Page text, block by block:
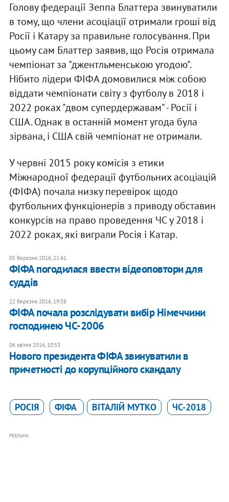
Голову федерації Зеппа Блаттера звинуватили
в тому, що члени асоціації отримали гроші від
Росії і Катару за правильне голосування. При
цьому сам Блаттер заявив, що Росія отримала
чемпіонат за "джентльменською угодою".
Нібито лідери ФІФА домовилися між собою
віддати чемпіонати світу з футболу в 2018 і
2022 роках "двом супердержавам" - Росії і
США. Однак в останній момент угода була
зірвана, і США свій чемпіонат не отримали.
У червні 2015 року комісія з етики
Міжнародної федерації футбольних асоціацій
(ФІФА) почала низку перевірок щодо
футбольних функціонерів з приводу обставин
конкурсів на право проведення ЧС у 2018 і
2022 роках, які виграли Росія і Катар.
05 березня 2016, 21:41
ФІФА погодилася ввести відеоповтори для
суддів
22 березня 2016, 19:58
ФІФА почала розслідувати вибір Німеччини
господинею ЧС-2006
06 квітня 2016, 10:53
Нового президента ФІФА звинуватили в
причетності до корупційного скандалу
РОСІЯ ФІФА ВІТАЛІЙ МУТКО ЧC-2018
РЕКЛАМА